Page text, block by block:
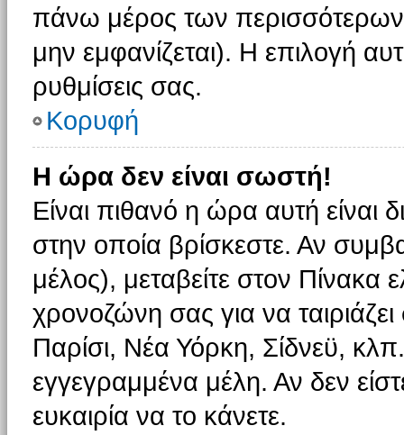
πάνω μέρος των περισσότερων
μην εμφανίζεται). Η επιλογή
ρυθμίσεις σας.
Κορυφή
Η ώρα δεν είναι σωστή!
Είναι πιθανό η ώρα αυτή είναι
στην οποία βρίσκεστε. Αν
μέλος), μεταβείτε στον Πίνακα
χρονοζώνη σας για να
Παρίσι, Νέα Υόρκη, Σίδνεϋ,
εγγεγραμμένα μέλη. Αν δεν
ευκαιρία να το κάνετε.